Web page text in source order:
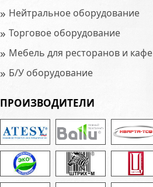
» Нейтральное оборудование
» Торговое оборудование
» Мебель для ресторанов и кафе
» Б/У оборудование
ПРОИЗВОДИТЕЛИ